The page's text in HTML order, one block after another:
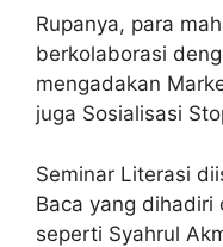
Rupanya, para
berkolaborasi
mengadakan
juga Sosialisasi
Seminar Literasi
Baca yang dihadiri
seperti Syahrul